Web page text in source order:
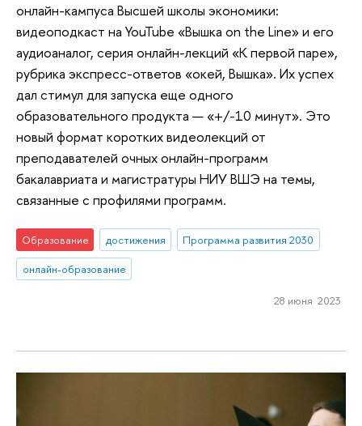
онлайн-кампуса Высшей школы экономики:
видеоподкаст на YouTube «Вышка on the Line» и его
аудиоаналог, серия онлайн-лекций «К первой паре»,
рубрика экспресс-ответов «окей, Вышка». Их успех
дал стимул для запуска еще одного
образовательного продукта — «+/-10 минут». Это
новый формат коротких видеолекций от
преподавателей очных онлайн-программ
бакалавриата и магистратуры НИУ ВШЭ на темы,
связанные с профилями программ.
Образование достижения
Программа развития 2030
онлайн-образование
28 июня 2023